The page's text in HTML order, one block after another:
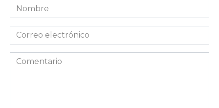
Nombre
*
Correo
electrónico
Comentario